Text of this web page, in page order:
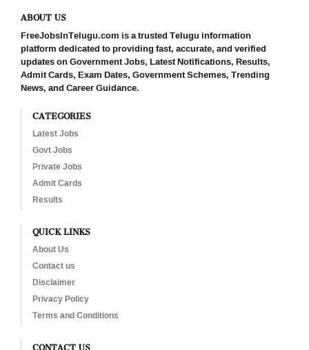
ABOUT US
FreeJobsInTelugu.com is a trusted Telugu information
platform dedicated to providing fast, accurate, and verified
updates on Government Jobs, Latest Notifications, Results,
Admit Cards, Exam Dates, Government Schemes, Trending
News, and Career Guidance.
CATEGORIES
Latest Jobs
Govt Jobs
Private Jobs
Admit Cards
Results
QUICK LINKS
About Us
Contact us
Disclaimer
Privacy Policy
Terms and Conditions
CONTACT US